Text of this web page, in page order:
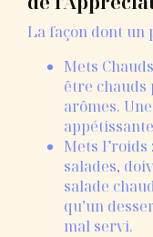
La façon dont un
Mets
être
arômes.
Mets Froids
salades,
salade
qu’un
mal servi.